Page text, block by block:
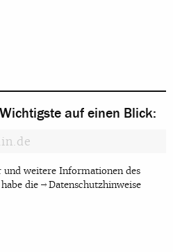
auf einen Blick:
weitere Informationen des
die
Datenschutzhinweise